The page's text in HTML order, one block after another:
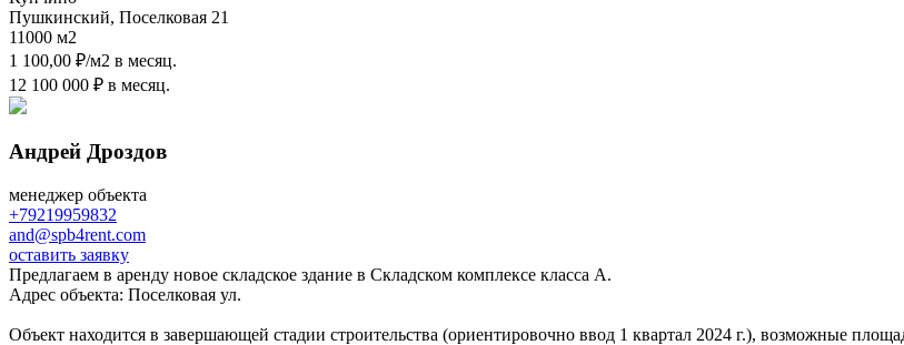
Пушкинский, Поселковая 21
11000 м2
1 100,00 ₽/м2 в месяц.
12 100 000 ₽ в месяц.
Андрей Дроздов
менеджер объекта
+79219959832
and@spb4rent.com
оставить заявку
Предлагаем в аренду новое складское здание в Складском комплексе класса А.
Адрес объекта: Поселковая ул.
Объект находится в завершающей стадии строительства (ориентировочно ввод 1 квартал 2024 г.), возможные